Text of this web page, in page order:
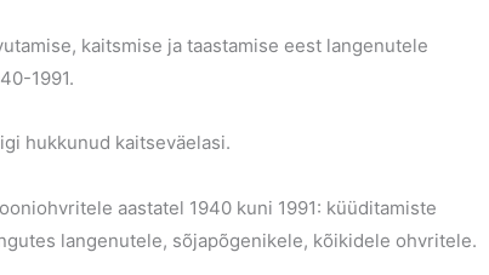
kaitsmise ja taastamise eest langenutele
1991.
hukkunud kaitseväelasi.
aastatel 1940 kuni 1991: küüditamiste
langenutele, sõjapõgenikele, kõikidele ohvritele.